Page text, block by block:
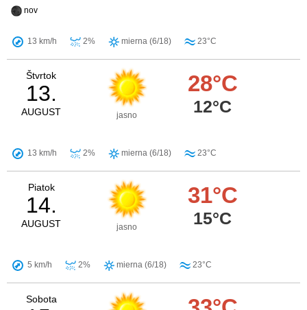
nov
13 km/h 2% mierna (6/18) 23°C
Štvrtok
13.
AUGUST jasno
28°C
12°C
13 km/h 2% mierna (6/18) 23°C
Piatok
14.
AUGUST jasno
31°C
15°C
5 km/h 2% mierna (6/18) 23°C
Sobota